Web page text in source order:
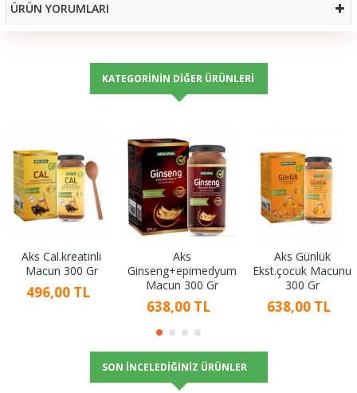
ÜRÜN YORUMLARI
KATEGORININ DIĞER ÜRÜNLERI
Aks Cal.kreatinli
Macun 300 Gr
496,00 TL
Aks
Ginseng+epimedyum
Macun 300 Gr
638,00 TL
Aks Günlük
Ekst.çocuk Macunu
300 Gr
638,00 TL
SON İNCELEDIĞINIZ ÜRÜNLER